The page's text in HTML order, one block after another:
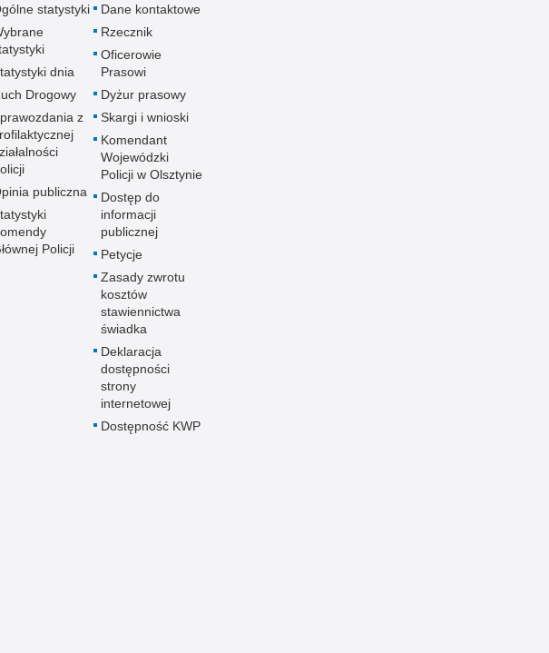
statystyki
dnia
Drogowy
z
publiczna
Policji
Dane kontaktowe
Rzecznik
Oficerowie
Prasowi
Dyżur prasowy
Skargi i wnioski
Komendant
Wojewódzki
Policji w Olsztynie
Dostęp do
informacji
publicznej
Petycje
Zasady zwrotu
kosztów
stawiennictwa
świadka
Deklaracja
dostępności
strony
internetowej
Dostępność KWP